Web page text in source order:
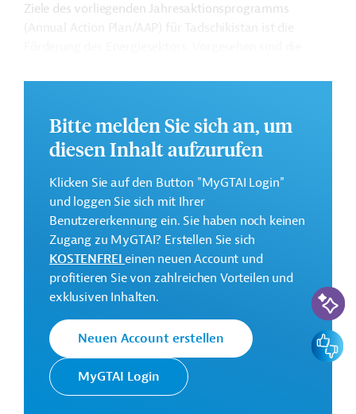
Ziele des vorliegenden Jahresaktionsprogramms
Ministeriums für Energie und Wasserressourcen
Schulungen sowie die Förderung von Maßnahmen zur
Energieeffizienz und zur Diversifizierung der
Energiequellen, einschließlich der Nutzung erneuerbarer
Energien.
Weitere Informationen über das
Jahresaktionsprogramm finden Sie in den
Originaldokumenten, die zum Download bereitstehen.
Bei Fragen wenden Sie sich bitte an das Brüsseler Büro
von Germany Trade & Invest unter bruessel@gtai.de.
Gesamtkosten:
15 Millionen Euro
Kontaktadresse
Bitte melden Sie sich an, um
diesen Inhalt aufzurufen
Klicken Sie auf den Button "MyGTAI Login"
und loggen Sie sich mit Ihrer
Benutzererkennung ein. Sie haben noch keinen
Zugang zu MyGTAI? Erstellen Sie sich
KOSTENFREIeinen neuen Account und
profitieren Sie von zahlreichen Vorteilen und
exklusiven Inhalten.
Neuen Account erstellen
MyGTAI Login
KI-